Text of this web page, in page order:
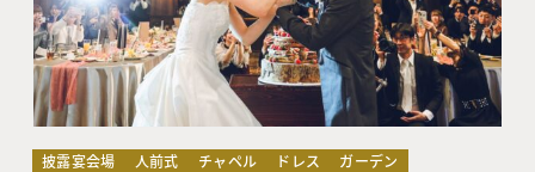
披露宴会場 人前式 チャペル ドレス
ガーデン